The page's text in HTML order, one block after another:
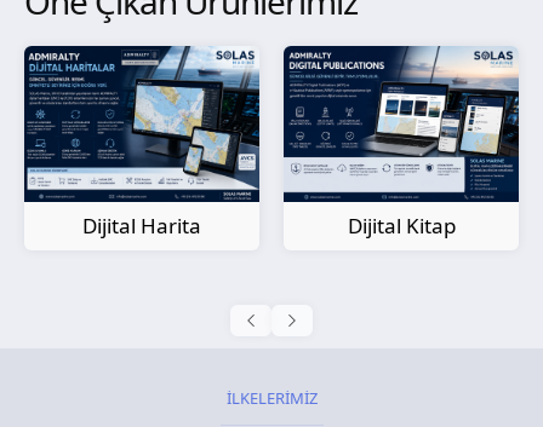
Dijital Kitap
Kağıt Harita
İLKELERİMİZ